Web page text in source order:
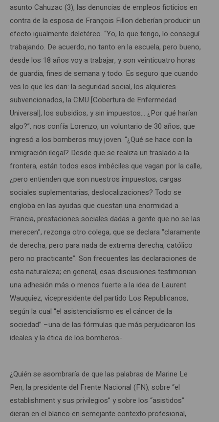
asunto Cahuzac (3), las denuncias de empleos ficticios en
contra de la esposa de François Fillon deberían producir un
efecto igualmente deletéreo. “Yo, lo que tengo, lo conseguí
trabajando. De acuerdo, no tanto en la escuela, pero bueno,
desde los 18 años voy a trabajar, y son veinticuatro horas
de guardia, fines de semana y todo. Es seguro que cuando
ves lo que les dan: la seguridad social, los alquileres
subvencionados, la CMU [Cobertura de Enfermedad
Universal], los subsidios, y sin impuestos… ¿Por qué harían
algo?”, nos confía Lorenzo, un voluntario de 30 años, que
ingresó a los bomberos muy joven. “¿Qué se hace con la
inmigración ilegal? Desde que se realiza un traslado a la
frontera, están todos esos imbéciles que vagan por la calle,
¿pero entienden que son nuestros impuestos, cargas
sociales suplementarias, deslocalizaciones? Todo se
engloba en las ayudas que cuestan una enormidad a
Francia, prestaciones sociales dadas a gente que no se las
merecen”, rezonga otro colega, que se declara “claramente
de derecha, pero para nada de extrema derecha, católico
pero no practicante”. Son frecuentes las declaraciones de
esta naturaleza; en general, esas discusiones testimonian
una adhesión más o menos fuerte a la idea de Laurent
Wauquiez, vicepresidente del partido Los Republicanos,
según la cual “el asistencialismo es el cáncer de la
sociedad” –una de las fórmulas que más perjudicaron los
ideales y la ética de los bomberos-.
¿Quién se asombraría de que las palabras de Marine Le
Pen, la presidente del Frente Nacional (FN), sobre “el
establishment y sus privilegios” y sobre los “asistidos”
dieran en el blanco en semejante contexto profesional,